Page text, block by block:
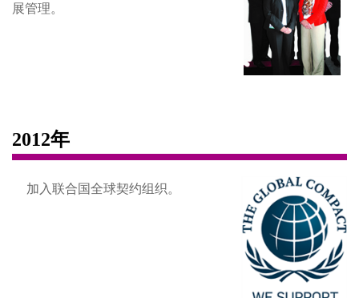
展管理。
2012年
加入联合国全球契约组织。